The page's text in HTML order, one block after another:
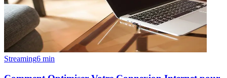
Streaming6 min